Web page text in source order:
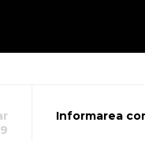
Informarea